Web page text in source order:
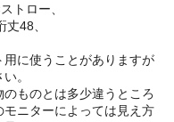
トロー、
48、
に使うことがありますが
。
ものとは多少違うところ
ニターによっては見え方